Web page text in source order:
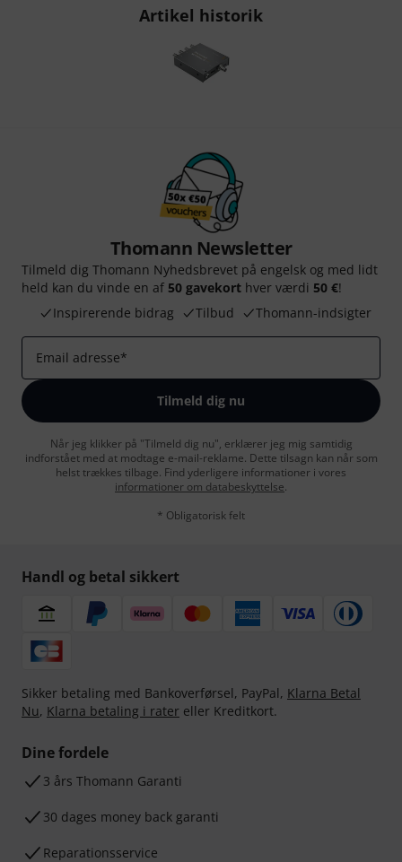
Artikel historik
Thomann Newsletter
Tilmeld dig Thomann Nyhedsbrevet på engelsk og med lidt
held kan du vinde en af 50 gavekort hver værdi 50 €!
Inspirerende bidrag
Tilbud Thomann-indsigter
Email adresse*
Tilmeld dig nu
Når jeg klikker på "Tilmeld dig nu", erklærer jeg mig samtidig
indforstået med at modtage e-mail-reklame. Dette tilsagn kan når som
helst trækkes tilbage. Find yderligere informationer i vores
informationer om databeskyttelse.
* Obligatorisk felt
Handl og betal sikkert
Sikker betaling med Bankoverførsel, PayPal, Klarna Betal
Nu, Klarna betaling i rater eller Kreditkort.
Dine fordele
3 års Thomann Garanti
30 dages money back garanti
Reparationsservice